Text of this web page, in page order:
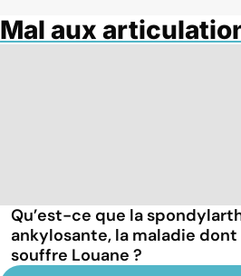
Mal aux
Qu’est-ce que la
ankylosante, la maladie dont
souffre Louane ?